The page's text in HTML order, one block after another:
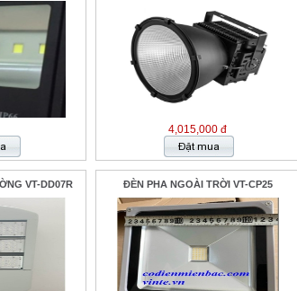
4,015,000 đ
VT-DD07R ĐÈN PHA NGOÀI TRỜI VT-CP25